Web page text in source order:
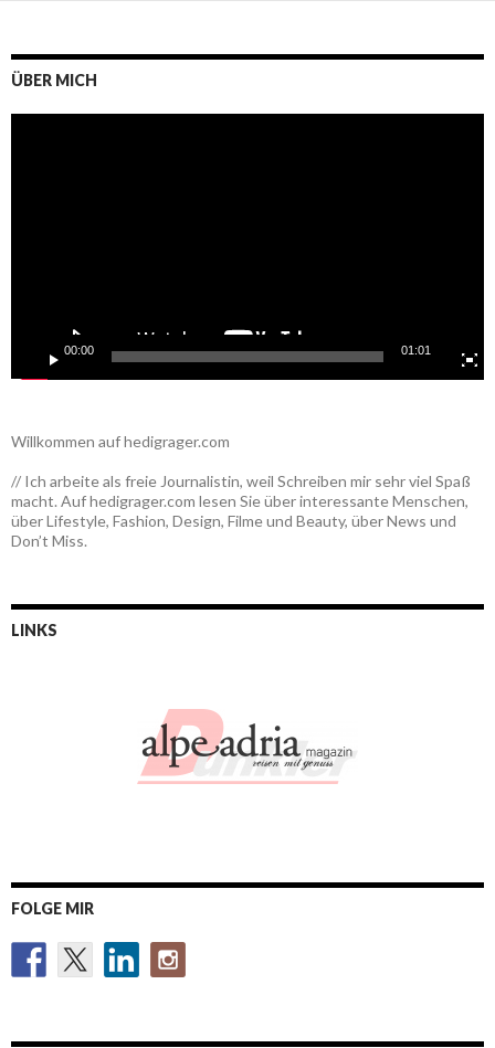
ÜBER MICH
00:00 01:01
Willkommen auf hedigrager.com
// Ich arbeite als freie Journalistin, weil Schreiben mir sehr viel Spaß
macht. Auf hedigrager.com lesen Sie über interessante Menschen,
über Lifestyle, Fashion, Design, Filme und Beauty, über News und
Don’t Miss.
LINKS
FOLGE MIR